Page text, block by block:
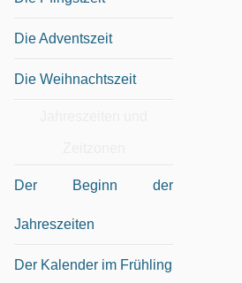
Die Adventszeit
Die Weihnachtszeit
Der Beginn der
Jahreszeiten
Der Kalender im Frühling